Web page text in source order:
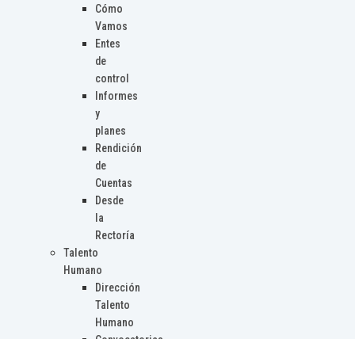
Cómo
Vamos
Entes
de
control
Informes
y
planes
Rendición
de
Cuentas
Desde
la
Rectoría
Talento
Humano
Dirección
Talento
Humano